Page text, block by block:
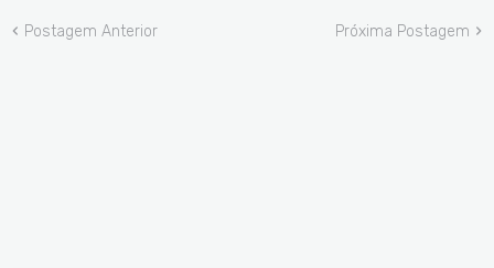
Postagem Anterior Próxima Postagem